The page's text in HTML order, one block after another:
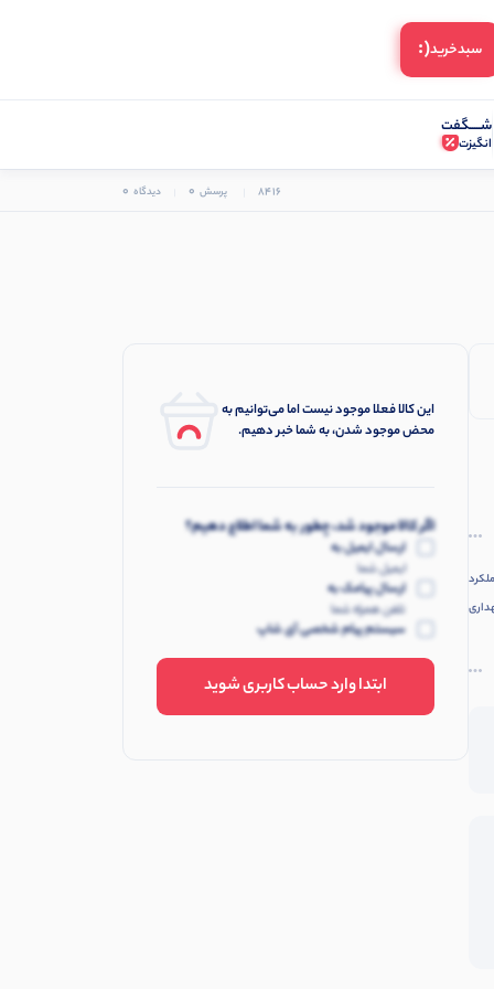
سبد‌خرید(:
شـــــگفت
انگیزت
8416 پرسش 0 دیدگاه 0
این کالا فعلا موجود نیست اما می‌توانیم به
محض موجود شدن، به شما خبر دهیم.
اگر کالا موجود شد، چطور به شما اطلاع دهیم؟
ارسال ایمیل به
ایمیل شما
ارسال پیامک به
تلفن همراه شما
سیستم پیام شخصی آی شاپ
ابتدا وارد حساب کاربری شوید